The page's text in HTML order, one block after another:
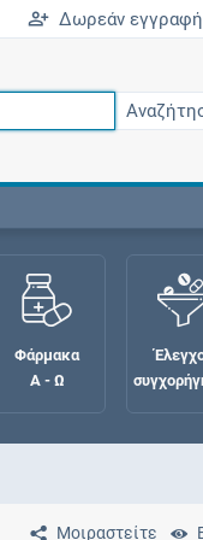
Δωρεάν εγγραφή
Φάρμακα
Α - Ω
Μοιραστείτε